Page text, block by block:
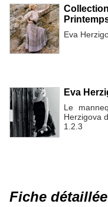
Eva
Eva
Le
Herzigova
1.2.3
Fiche détaillée